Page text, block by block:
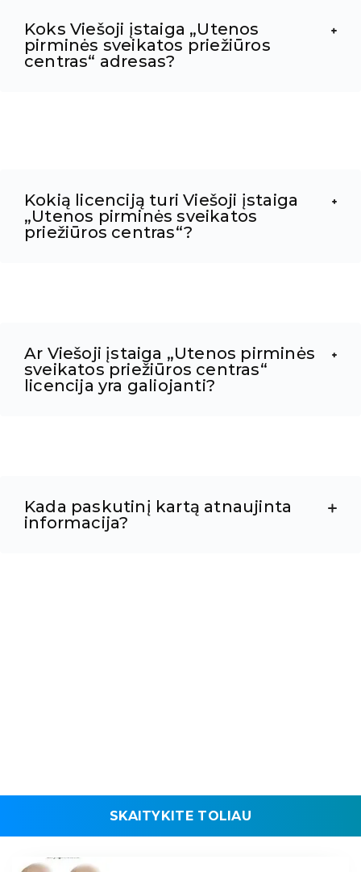
Koks Viešoji įstaiga „Utenos
pirminės sveikatos priežiūros
centras“ adresas?
Kokią licenciją turi Viešoji įstaiga
„Utenos pirminės sveikatos
priežiūros centras“?
Ar Viešoji įstaiga „Utenos pirminės
sveikatos priežiūros centras“
licencija yra galiojanti?
Kada paskutinį kartą atnaujinta
informacija?
SKAITYKITE TOLIAU